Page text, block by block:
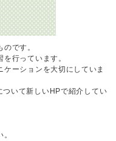
です。
行っています。
ーションを大切にしていま
いて新しいHPで紹介してい